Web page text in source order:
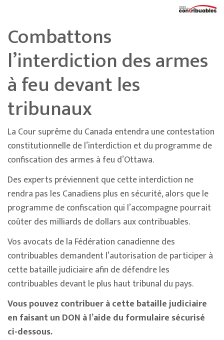
Combattons
l’interdiction des armes
à feu devant les
tribunaux
La Cour suprême du Canada entendra une contestation
constitutionnelle de l’interdiction et du programme de
confiscation des armes à feu d’Ottawa.
Des experts préviennent que cette interdiction ne
rendra pas les Canadiens plus en sécurité, alors que le
programme de confiscation qui l’accompagne pourrait
coûter des milliards de dollars aux contribuables.
Vos avocats de la Fédération canadienne des
contribuables demandent l’autorisation de participer à
cette bataille judiciaire afin de défendre les
contribuables devant le plus haut tribunal du pays.
Vous pouvez contribuer à cette bataille judiciaire
en faisant un DON à l’aide du formulaire sécurisé
ci-dessous.